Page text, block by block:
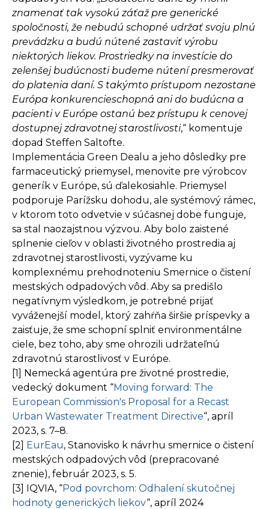
znamenať tak vysokú záťaž pre generické
spoločnosti, že nebudú schopné udržať svoju plnú
prevádzku a budú nútené zastaviť výrobu
niektorých liekov. Prostriedky na investície do
zelenšej budúcnosti budeme nútení presmerovať
do platenia daní. S takýmto prístupom nezostane
Európa konkurencieschopná ani do budúcna a
pacienti v Európe ostanú bez prístupu k cenovej
dostupnej zdravotnej starostlivosti,“ komentuje
dopad Steffen Saltofte.
Implementácia Green Dealu a jeho dôsledky pre
farmaceutický priemysel, menovite pre výrobcov
generík v Európe, sú ďalekosiahle. Priemysel
podporuje Parížsku dohodu, ale systémový rámec,
v ktorom toto odvetvie v súčasnej dobe funguje,
sa stal naozajstnou výzvou. Aby bolo zaistené
splnenie cieľov v oblasti životného prostredia aj
zdravotnej starostlivosti, vyzývame ku
komplexnému prehodnoteniu Smernice o čistení
mestských odpadových vôd. Aby sa predišlo
negatívnym výsledkom, je potrebné prijať
vyváženejší model, ktorý zahŕňa širšie príspevky a
zaisťuje, že sme schopní splniť environmentálne
ciele, bez toho, aby sme ohrozili udržateľnú
zdravotnú starostlivosť v Európe.
[1] Nemecká agentúra pre životné prostredie,
vedecký dokument “Moving forward: The
European Commission's Proposal for a Recast
Urban Wastewater Treatment Directive“, apríl
2023, s. 7–8.
[2] EurEau, Stanovisko k návrhu smernice o čistení
mestských odpadových vôd (prepracované
znenie), február 2023, s. 5.
[3] IQVIA, “Pod povrchom: Odhalení skutočnej
hodnoty generických liekov“, apríl 2024